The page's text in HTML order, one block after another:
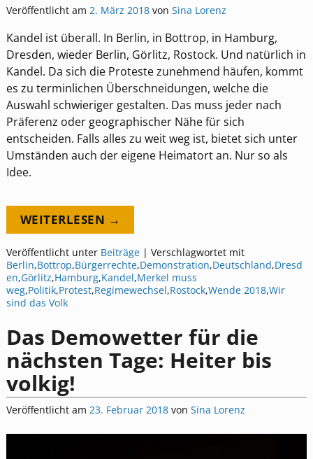
Veröffentlicht am 2. März 2018 von Sina Lorenz
Kandel ist überall. In Berlin, in Bottrop, in Hamburg,
Dresden, wieder Berlin, Görlitz, Rostock. Und natürlich in
Kandel. Da sich die Proteste zunehmend häufen, kommt
es zu terminlichen Überschneidungen, welche die
Auswahl schwieriger gestalten. Das muss jeder nach
Präferenz oder geographischer Nähe für sich
entscheiden. Falls alles zu weit weg ist, bietet sich unter
Umständen auch der eigene Heimatort an. Nur so als
Idee.
WEITERLESEN →
Veröffentlicht unter Beiträge| Verschlagwortet mit
Berlin,Bottrop,Bürgerrechte,Demonstration,Deutschland,Dresd
en,Görlitz,Hamburg,Kandel,Merkel muss
weg,Politik,Protest,Regimewechsel,Rostock,Wende 2018,Wir
sind das Volk
Das Demowetter für die
nächsten Tage: Heiter bis
volkig!
Veröffentlicht am 23. Februar 2018 von Sina Lorenz